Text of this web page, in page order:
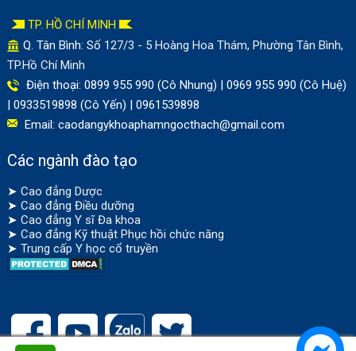
TP. HỒ CHÍ MINH
Q. Tân Bình: Số 127/3 - 5 Hoàng Hoa Thám, Phường Tân Bình,
TP.Hồ Chí Minh
Điện thoại: 0899 955 990 (Cô Nhung) | 0969 955 990 (Cô Huệ)
| 0933519898 (Cô Yến) | 0961539898
Email: caodangykhoaphamngocthach@gmail.com
Các ngành đào tạo
➤ Cao đẳng Dược
➤ Cao đẳng Điều dưỡng
➤ Cao đẳng Y sĩ Đa khoa
➤ Cao đẳng Kỹ thuật Phục hồi chức năng
➤ Trung cấp Y học cổ truyền